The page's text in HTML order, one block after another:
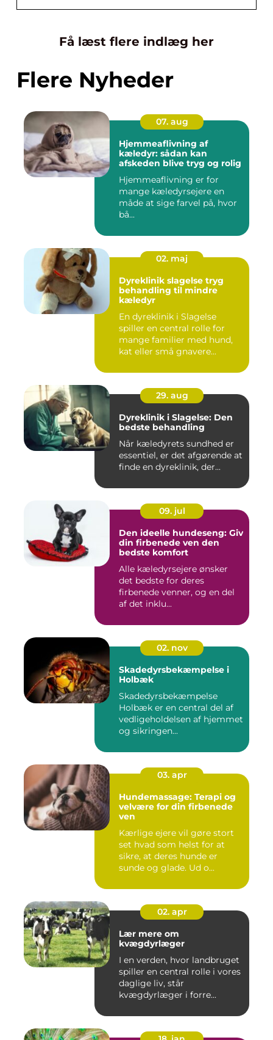
Få læst flere indlæg her
Flere Nyheder
07. aug
Hjemmeaflivning af
kæledyr: sådan kan
afskeden blive tryg og rolig
Hjemmeaflivning er for
mange kæledyrsejere en
måde at sige farvel på, hvor
bå...
02. maj
Dyreklinik slagelse tryg
behandling til mindre
kæledyr
En dyreklinik i Slagelse
spiller en central rolle for
mange familier med hund,
kat eller små gnavere...
29. aug
Dyreklinik i Slagelse: Den
bedste behandling
Når kæledyrets sundhed er
essentiel, er det afgørende at
finde en dyreklinik, der...
09. jul
Den ideelle hundeseng: Giv
din firbenede ven den
bedste komfort
Alle kæledyrsejere ønsker
det bedste for deres
firbenede venner, og en del
af det inklu...
02. nov
Skadedyrsbekæmpelse i
Holbæk
Skadedyrsbekæmpelse
Holbæk er en central del af
vedligeholdelsen af hjemmet
og sikringen...
03. apr
Hundemassage: Terapi og
velvære for din firbenede
ven
Kærlige ejere vil gøre stort
set hvad som helst for at
sikre, at deres hunde er
sunde og glade. Ud o...
02. apr
Lær mere om
kvægdyrlæger
I en verden, hvor landbruget
spiller en central rolle i vores
daglige liv, står
kvægdyrlæger i forre...